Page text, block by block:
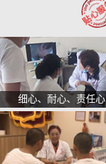
细心、耐心、责任心